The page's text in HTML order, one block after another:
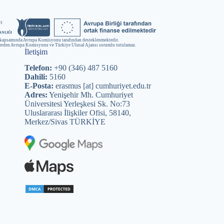
Avrupa Komisyonu tarafından desteklenmektedir.
Avrupa Komisyonu ve Türkiye Ulusal Ajansı sorumlu tutulamaz.
İletişim
Telefon: +90 (346) 487 5160
Dahili: 5160
E-Posta: erasmus [at] cumhuriyet.edu.tr
Adres: Yenişehir Mh. Cumhuriyet
Üniversitesi Yerleşkesi Sk. No:73
Uluslararası İlişkiler Ofisi, 58140,
Merkez/Sivas TÜRKİYE